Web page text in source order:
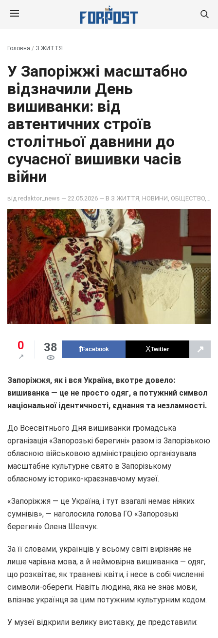
Головна / З ЖИТТЯ
У Запоріжжі масштабно
відзначили День
вишиванки: від
автентичних строїв
столітньої давнини до
сучасної вишивки часів
війни
від redaktor_news — 22.05.2026 — В З ЖИТТЯ НОВИНИ ОБЩЕСТВО
0 38 Facebook Twitter ↗
Запоріжжя, як і вся Україна, вкотре довело:
вишиванка — це не просто одяг, а потужний символ
національної ідентичності, єднання та незламності.
До Всесвітнього Дня вишиванки громадська
організація «Запорозькі берегині» разом із Запорізькою
обласною військовою адміністрацією організувала
масштабне культурне свято в Запорізькому
обласному історико-краєзнавчому музеї.
«Запоріжжя — це Україна, і тут взагалі немає ніяких
сумнівів», — наголосила голова ГО «Запорозькі
берегині» Олена Шевчук.
За її словами, українців у всьому світі вирізняє не
лише чарівна мова, а й неймовірна вишиванка — одяг,
що розквітає, як травневі квіти, і несе в собі численні
символи-обереги. Навіть людина, яка не знає мови,
впізнає українця за цим потужним культурним кодом.
У музеї відкрили велику виставку, де представили: